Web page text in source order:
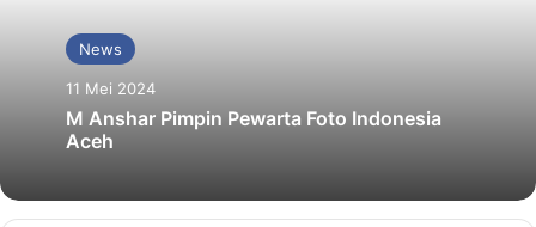
News
11 Mei 2024
M Anshar Pimpin Pewarta Foto Indonesia
Aceh